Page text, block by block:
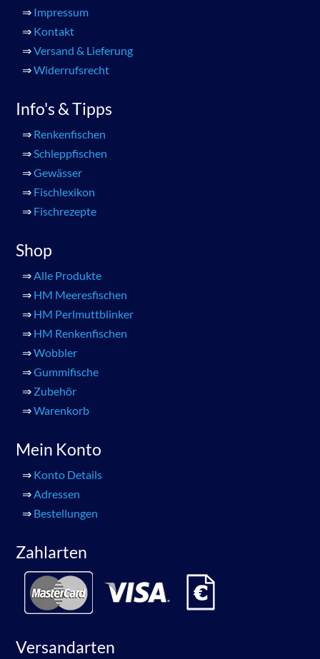
⇒ Impressum
⇒ Kontakt
⇒Versand & Lieferung
⇒Widerrufsrecht
Info's & Tipps
⇒ Renkenfischen
⇒Schleppfischen
⇒Gewässer
⇒ Fischlexikon
⇒ Fischrezepte
Shop
⇒Alle Produkte
⇒ HM Meeresfischen
⇒ HM Perlmuttblinker
⇒ HM Renkenfischen
⇒Wobbler
⇒Gummifische
⇒ Zubehör
⇒Warenkorb
Mein Konto
⇒ Konto Details
⇒Adressen
⇒ Bestellungen
Zahlarten
Versandarten